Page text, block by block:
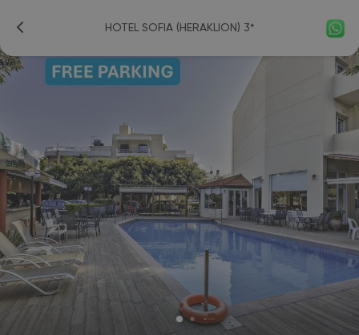
HOTEL SOFIA (HERAKLION) 3*